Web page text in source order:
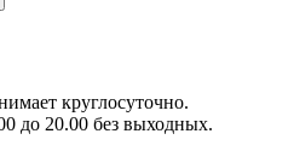
круглосуточно.
до 20.00 без выходных.